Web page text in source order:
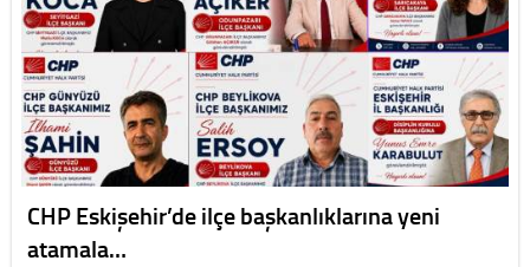
CHP Eskişehir’de ilçe başkanlıklarına yeni
atamala…